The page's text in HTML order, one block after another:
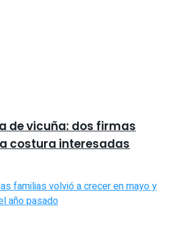
de vicuña: dos firmas
costura interesadas